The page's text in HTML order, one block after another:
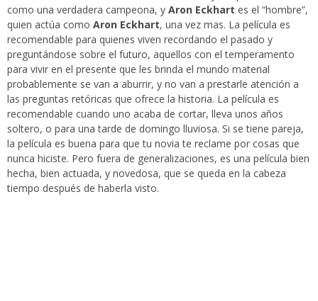
como una verdadera campeona, y Aron Eckhart es el “hombre”,
quien actúa como Aron Eckhart, una vez mas. La película es
recomendable para quienes viven recordando el pasado y
preguntándose sobre el futuro, aquellos con el temperamento
para vivir en el presente que les brinda el mundo material
probablemente se van a aburrir, y no van a prestarle atención a
las preguntas retóricas que ofrece la historia. La película es
recomendable cuando uno acaba de cortar, lleva unos años
soltero, o para una tarde de domingo lluviosa. Si se tiene pareja,
la película es buena para que tu novia te reclame por cosas que
nunca hiciste. Pero fuera de generalizaciones, es una película bien
hecha, bien actuada, y novedosa, que se queda en la cabeza
tiempo después de haberla visto.